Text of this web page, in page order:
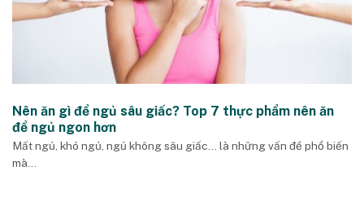
Nên ăn gì để ngủ sâu giấc? Top 7 thực phẩm nên ăn
để ngủ ngon hơn
Mất ngủ, khó ngủ, ngủ không sâu giấc… là những vấn đề phổ biến
mà...